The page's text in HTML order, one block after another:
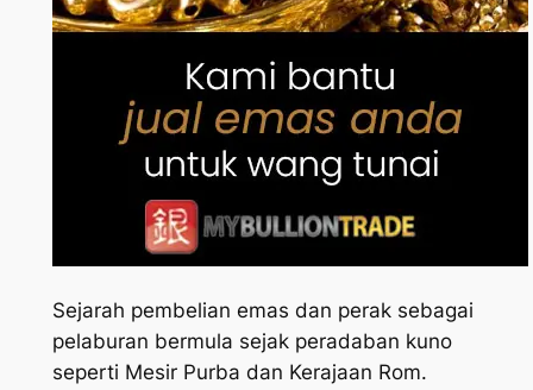
Sejarah pembelian emas dan perak sebagai
pelaburan bermula sejak peradaban kuno
seperti Mesir Purba dan Kerajaan Rom.